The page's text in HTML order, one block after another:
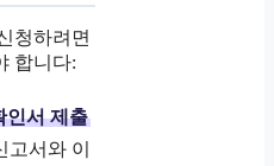
청하려면
합니다:
인서 제출
서와 이